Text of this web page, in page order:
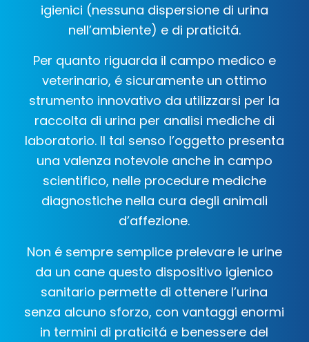
igienici (nessuna dispersione di urina
nell’ambiente) e di praticitá.
Per quanto riguarda il campo medico e
veterinario, é sicuramente un ottimo
strumento innovativo da utilizzarsi per la
raccolta di urina per analisi mediche di
laboratorio. Il tal senso l’oggetto presenta
una valenza notevole anche in campo
scientifico, nelle procedure mediche
diagnostiche nella cura degli animali
d’affezione.
Non é sempre semplice prelevare le urine
da un cane questo dispositivo igienico
sanitario permette di ottenere l’urina
senza alcuno sforzo, con vantaggi enormi
in termini di praticitá e benessere del